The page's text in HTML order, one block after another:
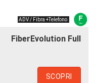
ADV / Fibra +Telefono
FiberEvolution Full
SCOPRI